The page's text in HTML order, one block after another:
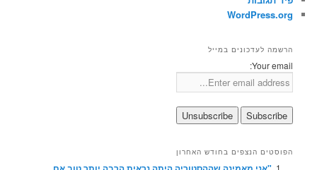
WordPress.org
הרשמה לעדכונים במייל
Your email:
הפוסטים הנצפים בחודש האחרון